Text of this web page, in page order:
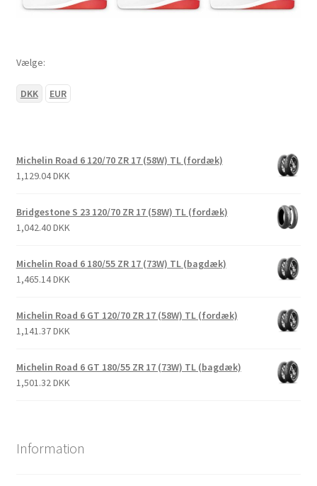
Vælge:
DKK EUR
Michelin Road 6 120/70 ZR 17 (58W) TL (fordæk)
1,129.04 DKK
Bridgestone S 23 120/70 ZR 17 (58W) TL (fordæk)
1,042.40 DKK
Michelin Road 6 180/55 ZR 17 (73W) TL (bagdæk)
1,465.14 DKK
Michelin Road 6 GT 120/70 ZR 17 (58W) TL (fordæk)
1,141.37 DKK
Michelin Road 6 GT 180/55 ZR 17 (73W) TL (bagdæk)
1,501.32 DKK
Information